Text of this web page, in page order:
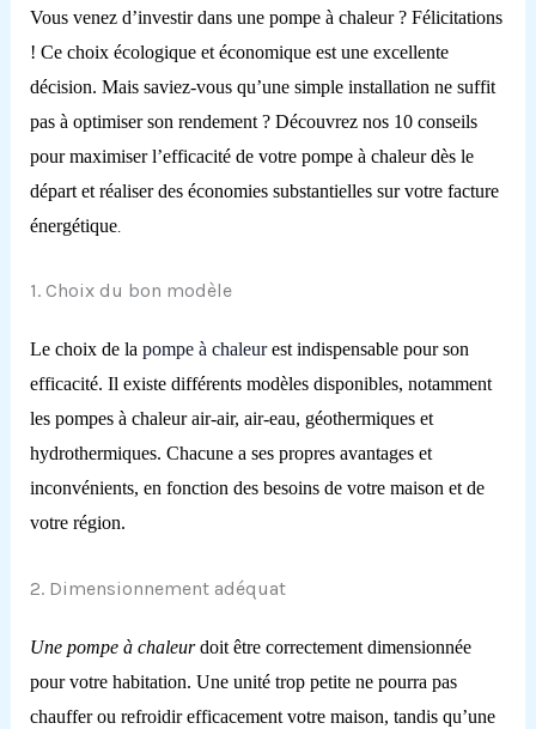
Vous venez d’investir dans une pompe à chaleur ? Félicitations
! Ce choix écologique et économique est une excellente
décision. Mais saviez-vous qu’une simple installation ne suffit
pas à optimiser son rendement ? Découvrez nos 10 conseils
pour maximiser l’efficacité de votre pompe à chaleur dès le
départ et réaliser des économies substantielles sur votre facture
énergétique.
1. Choix du bon modèle
Le choix de la pompe à chaleur est indispensable pour son
efficacité. Il existe différents modèles disponibles, notamment
les pompes à chaleur air-air, air-eau, géothermiques et
hydrothermiques. Chacune a ses propres avantages et
inconvénients, en fonction des besoins de votre maison et de
votre région.
2. Dimensionnement adéquat
Une pompe à chaleurdoit être correctement dimensionnée
pour votre habitation. Une unité trop petite ne pourra pas
chauffer ou refroidir efficacement votre maison, tandis qu’une